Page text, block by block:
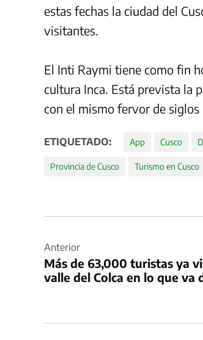
estas fechas la ciudad del
visitantes.
El Inti Raymi tiene como fin
cultura Inca. Está prevista la
con el mismo fervor de siglos
ETIQUETADO: App Cusco
Provincia de Cusco Turismo en Cusco
de
entradas
Anterior
Más de 63,000 turistas ya
valle del Colca en lo que va